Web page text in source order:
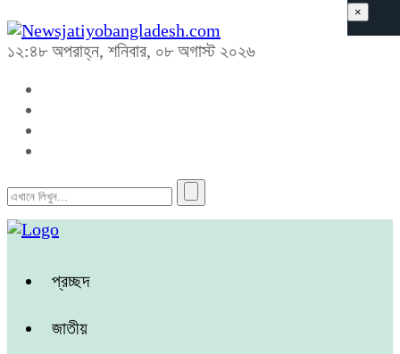
১২:৪৮ অপরাহ্ন, শনিবার, ০৮ অগাস্ট ২০২৬
প্রচ্ছদ
জাতীয়
×